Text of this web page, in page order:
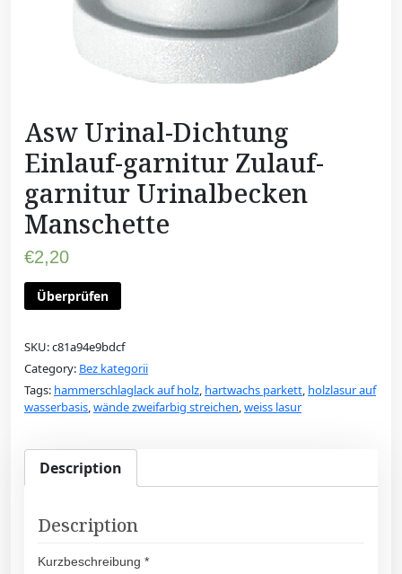
Asw Urinal-Dichtung
Einlauf-garnitur Zulauf-
garnitur Urinalbecken
Manschette
€2,20
Überprüfen
SKU:c81a94e9bdcf
Category: Bez kategorii
Tags: hammerschlaglack auf holz, hartwachs parkett, holzlasur auf
wasserbasis,wände zweifarbig streichen,weiss lasur
Description
Description
Kurzbeschreibung *